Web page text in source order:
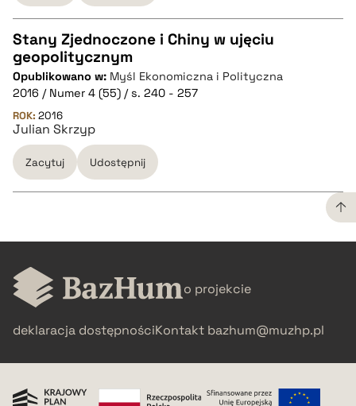
pobierz cytat
CZYSTY TEKST
pobierz cytat
BIBTEX
Stany Zjednoczone i Chiny w ujęciu
geopolitycznym
Opublikowano w: Myśl Ekonomiczna i Polityczna
2016 / Numer 4 (55) / s. 240 - 257
ROK: 2016
Julian Skrzyp
Zacytuj Udostępnij
CZYSTY TEKST
pobierz cytat
BIBTEX
o projekcie
deklaracja dostępnościKontakt bazhum@muzhp.pl